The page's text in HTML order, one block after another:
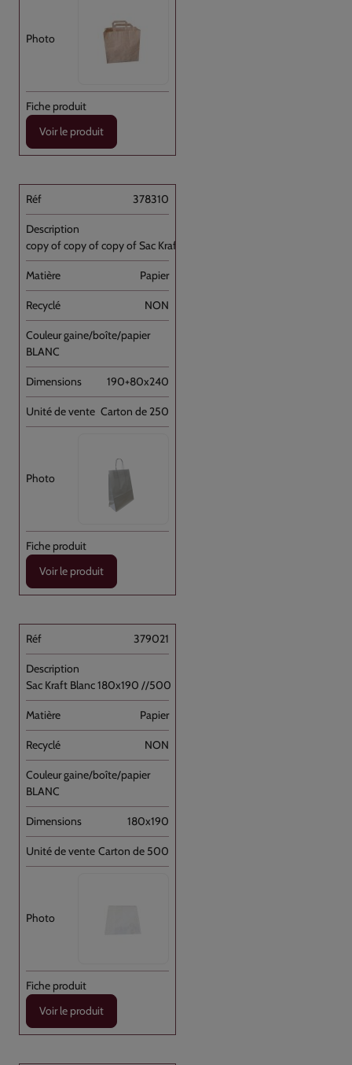
Voir le produit
378310
copy of copy of copy of Sac Kraft Brun [...]
Papier
NON
BLANC
190+80x240
Carton de 250
Voir le produit
379021
Sac Kraft Blanc 180x190 //500
Papier
NON
BLANC
180x190
Carton de 500
Voir le produit